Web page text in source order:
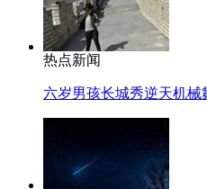
热点新闻
六岁男孩长城秀逆天机械